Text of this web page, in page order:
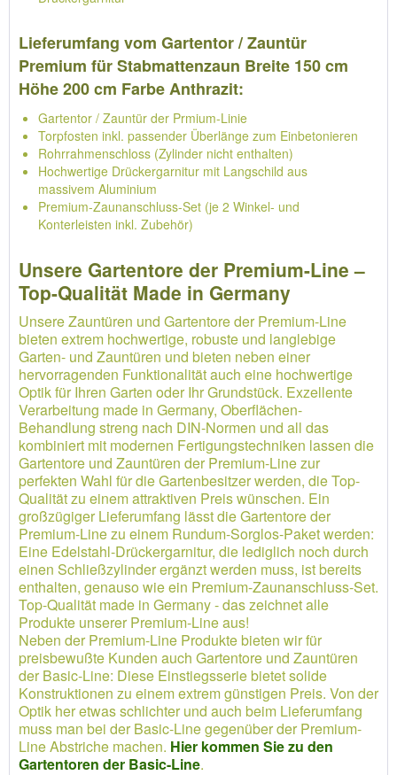
Lieferumfang vom Gartentor / Zauntür
Premium für Stabmattenzaun Breite 150 cm
Höhe 200 cm Farbe Anthrazit:
Gartentor / Zauntür der Prmium-Linie
Torpfosten inkl. passender Überlänge zum Einbetonieren
Rohrrahmenschloss (Zylinder nicht enthalten)
Hochwertige Drückergarnitur mit Langschild aus
massivem Aluminium
Premium-Zaunanschluss-Set (je 2 Winkel- und
Konterleisten inkl. Zubehör)
Unsere Gartentore der Premium-Line –
Top-Qualität Made in Germany
Unsere Zauntüren und Gartentore der Premium-Line
bieten extrem hochwertige, robuste und langlebige
Garten- und Zauntüren und bieten neben einer
hervorragenden Funktionalität auch eine hochwertige
Optik für Ihren Garten oder Ihr Grundstück. Exzellente
Verarbeitung made in Germany, Oberflächen-
Behandlung streng nach DIN-Normen und all das
kombiniert mit modernen Fertigungstechniken lassen die
Gartentore und Zauntüren der Premium-Line zur
perfekten Wahl für die Gartenbesitzer werden, die Top-
Qualität zu einem attraktiven Preis wünschen. Ein
großzügiger Lieferumfang lässt die Gartentore der
Premium-Line zu einem Rundum-Sorglos-Paket werden:
Eine Edelstahl-Drückergarnitur, die lediglich noch durch
einen Schließzylinder ergänzt werden muss, ist bereits
enthalten, genauso wie ein Premium-Zaunanschluss-Set.
Top-Qualität made in Germany - das zeichnet alle
Produkte unserer Premium-Line aus!
Neben der Premium-Line Produkte bieten wir für
preisbewußte Kunden auch Gartentore und Zauntüren
der Basic-Line: Diese Einstiegsserie bietet solide
Konstruktionen zu einem extrem günstigen Preis. Von der
Optik her etwas schlichter und auch beim Lieferumfang
muss man bei der Basic-Line gegenüber der Premium-
Line Abstriche machen. Hier kommen Sie zu den
Gartentoren der Basic-Line.